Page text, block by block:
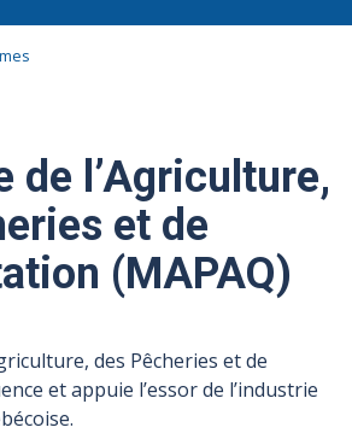
de l’Agriculture,
et de
(MAPAQ)
des Pêcheries et de
et appuie l’essor de l’industrie